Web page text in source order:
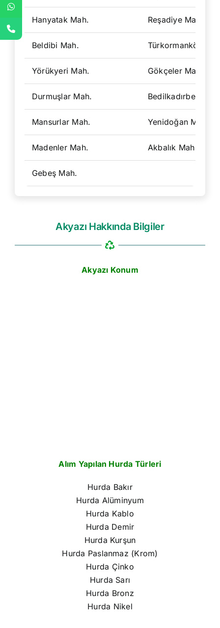
Hanyatak Mah. Reşadiye Mah.
Beldibi Mah. Türkormanköy
Yörükyeri Mah. Gökçeler Mah.
Durmuşlar Mah. Bedilkadırbey
Mansurlar Mah. Yenidoğan Mah.
Madenler Mah. Akbalık Mah.
Gebeş Mah.
Akyazı Hakkında Bilgiler
Akyazı Konum
Alım Yapılan Hurda Türleri
Hurda Bakır
Hurda Alüminyum
Hurda Kablo
Hurda Demir
Hurda Kurşun
Hurda Paslanmaz (Krom)
Hurda Çinko
Hurda Sarı
Hurda Bronz
Hurda Nikel